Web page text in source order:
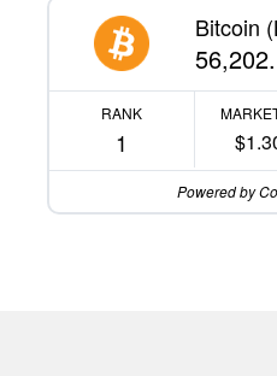
Bitcoin
RANK
1
Powered by